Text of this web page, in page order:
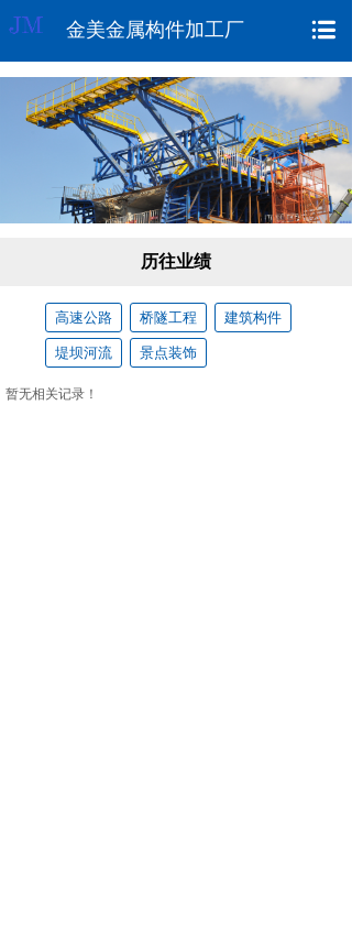
历往业绩
高速公路 桥隧工程 建筑构件
堤坝河流 景点装饰
暂无相关记录！
金美金属构件加工厂